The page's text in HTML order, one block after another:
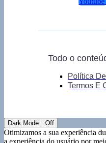
Todo o
Política
Termos E
Dark Mode:
Otimizamos a sua experiência
a experiência do usuário por